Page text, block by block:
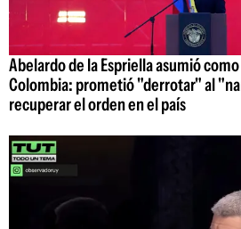
Abelardo de la Espriella asumió
Colombia: prometió "derrotar" al
recuperar el orden en el país